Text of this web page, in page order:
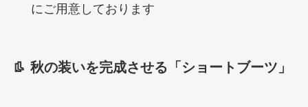
にご用意しております
👢 秋の装いを完成させる「ショートブーツ」